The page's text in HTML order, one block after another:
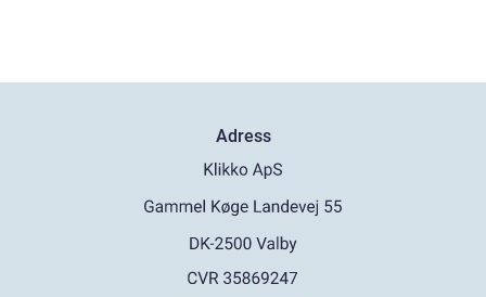
Adress